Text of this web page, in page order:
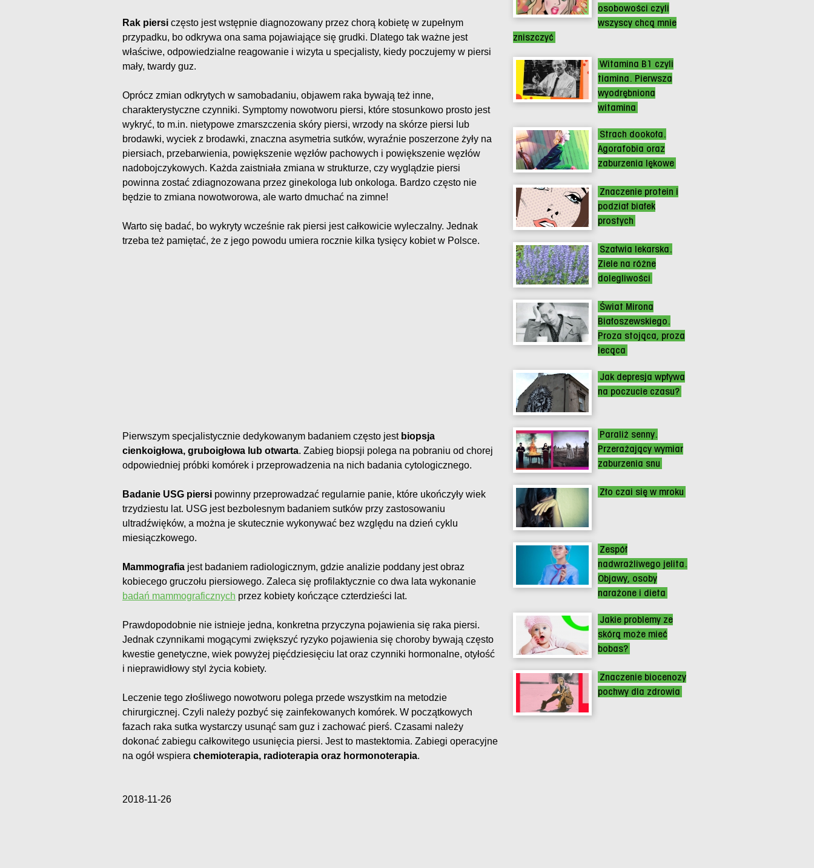
Rak piersi często jest wstępnie diagnozowany przez chorą kobietę w zupełnym
przypadku, bo odkrywa ona sama pojawiające się grudki. Dlatego tak ważne jest
właściwe, odpowiedzialne reagowanie i wizyta u specjalisty, kiedy poczujemy w piersi
mały, twardy guz.
Oprócz zmian odkrytych w samobadaniu, objawem raka bywają też inne,
charakterystyczne czynniki. Symptomy nowotworu piersi, które stosunkowo prosto jest
wykryć, to m.in. nietypowe zmarszczenia skóry piersi, wrzody na skórze piersi lub
brodawki, wyciek z brodawki, znaczna asymetria sutków, wyraźnie poszerzone żyły na
piersiach, przebarwienia, powiększenie węzłów pachowych i powiększenie węzłów
nadobojczykowych. Każda zaistniała zmiana w strukturze, czy wyglądzie piersi
powinna zostać zdiagnozowana przez ginekologa lub onkologa. Bardzo często nie
będzie to zmiana nowotworowa, ale warto dmuchać na zimne!
Warto się badać, bo wykryty wcześnie rak piersi jest całkowicie wyleczalny. Jednak
trzeba też pamiętać, że z jego powodu umiera rocznie kilka tysięcy kobiet w Polsce.
Pierwszym specjalistycznie dedykowanym badaniem często jest biopsja
cienkoigłowa, gruboigłowa lub otwarta. Zabieg biopsji polega na pobraniu od chorej
odpowiedniej próbki komórek i przeprowadzenia na nich badania cytologicznego.
Badanie USG piersi powinny przeprowadzać regularnie panie, które ukończyły wiek
trzydziestu lat. USG jest bezbolesnym badaniem sutków przy zastosowaniu
ultradźwięków, a można je skutecznie wykonywać bez względu na dzień cyklu
miesiączkowego.
Mammografia jest badaniem radiologicznym, gdzie analizie poddany jest obraz
kobiecego gruczołu piersiowego. Zaleca się profilaktycznie co dwa lata wykonanie
badań mammograficznych przez kobiety kończące czterdzieści lat.
Prawdopodobnie nie istnieje jedna, konkretna przyczyna pojawienia się raka piersi.
Jednak czynnikami mogącymi zwiększyć ryzyko pojawienia się choroby bywają często
kwestie genetyczne, wiek powyżej pięćdziesięciu lat oraz czynniki hormonalne, otyłość
i nieprawidłowy styl życia kobiety.
Leczenie tego złośliwego nowotworu polega przede wszystkim na metodzie
chirurgicznej. Czyli należy pozbyć się zainfekowanych komórek. W początkowych
fazach raka sutka wystarczy usunąć sam guz i zachować pierś. Czasami należy
dokonać zabiegu całkowitego usunięcia piersi. Jest to mastektomia. Zabiegi operacyjne
na ogół wspiera chemioterapia, radioterapia oraz hormonoterapia.
2018-11-26
osobowości czyli
wszyscy chcą mnie
zniszczyć
Witamina B1 czyli
tiamina. Pierwsza
wyodrębniona
witamina
Strach dookoła.
Agorafobia oraz
zaburzenia lękowe
Znaczenie protein i
podział białek
prostych
Szałwia lekarska.
Ziele na różne
dolegliwości
Świat Mirona
Białoszewskiego.
Proza stojąca, proza
lecąca
Jak depresja wpływa
na poczucie czasu?
Paraliż senny.
Przerażający wymiar
zaburzenia snu
Zło czai się w mroku
Zespół
nadwrażliwego jelita.
Objawy, osoby
narażone i dieta
Jakie problemy ze
skórą może mieć
bobas?
Znaczenie biocenozy
pochwy dla zdrowia